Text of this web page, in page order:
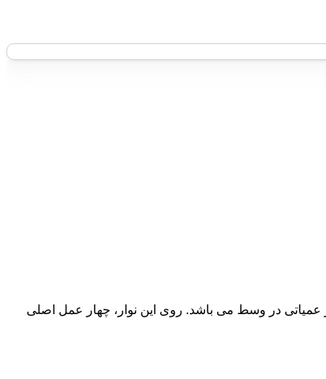
در وسط می باشد. روی این نوار، چهار عمل اصلی